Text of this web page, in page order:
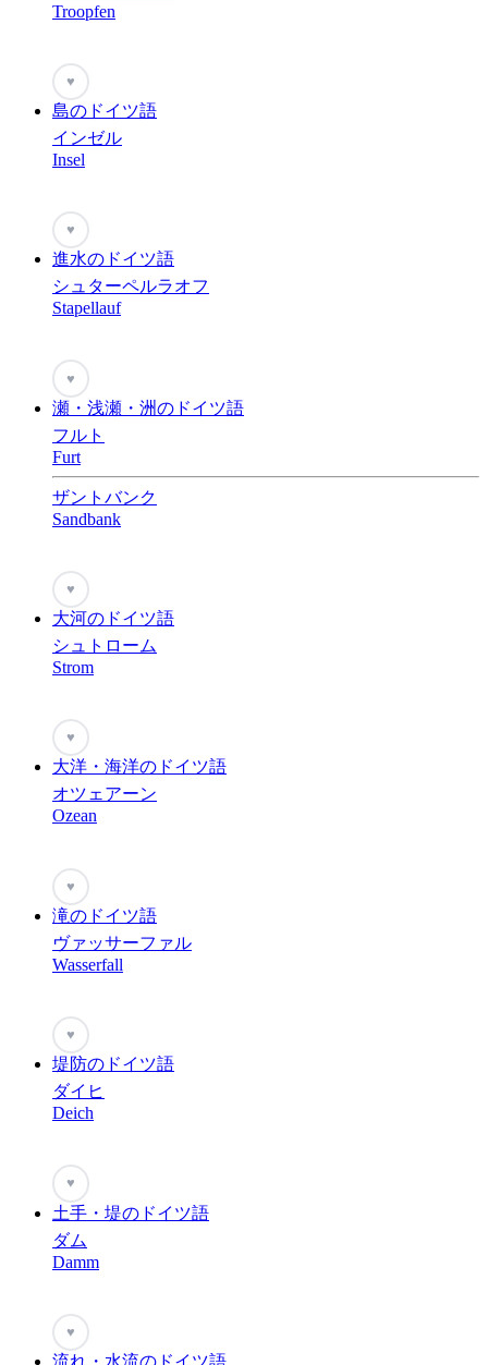
Troopfen
♥
島のドイツ語
インゼル
Insel
♥
進水のドイツ語
シュターペルラオフ
Stapellauf
♥
瀬・浅瀬・洲のドイツ語
フルト
Furt
ザントバンク
Sandbank
♥
大河のドイツ語
シュトローム
Strom
♥
大洋・海洋のドイツ語
オツェアーン
Ozean
♥
滝のドイツ語
ヴァッサーファル
Wasserfall
♥
堤防のドイツ語
ダイヒ
Deich
♥
土手・堤のドイツ語
ダム
Damm
♥
流れ・水流のドイツ語